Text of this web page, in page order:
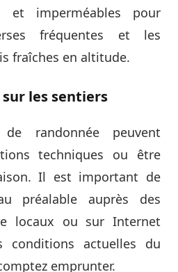
et imperméables pour
fréquentes et les
fraîches en altitude.
sur les sentiers
randonnée peuvent
techniques ou être
Il est important de
préalable auprès des
locaux ou sur Internet
conditions actuelles du
emprunter.